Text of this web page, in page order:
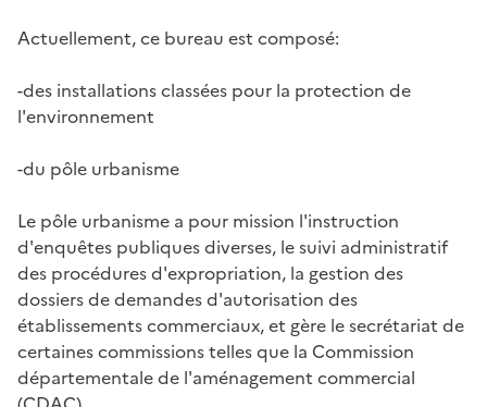
Actuellement, ce bureau est composé:
-des installations classées pour la protection de
l'environnement
-du pôle urbanisme
Le pôle urbanisme a pour mission l'instruction
d'enquêtes publiques diverses, le suivi administratif
des procédures d'expropriation, la gestion des
dossiers de demandes d'autorisation des
établissements commerciaux, et gère le secrétariat de
certaines commissions telles que la Commission
départementale de l'aménagement commercial